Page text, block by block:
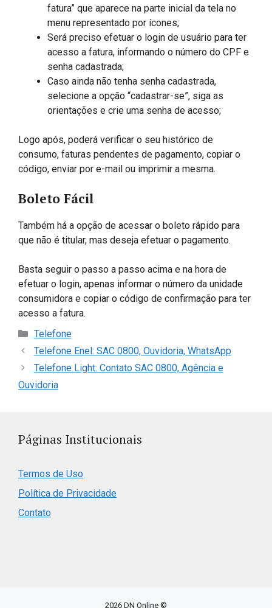
fatura” que aparece na parte inicial da tela no
menu representado por ícones;
Será preciso efetuar o login de usuário para ter
acesso a fatura, informando o número do CPF e
senha cadastrada;
Caso ainda não tenha senha cadastrada,
selecione a opção “cadastrar-se”, siga as
orientações e crie uma senha de acesso;
Logo após, poderá verificar o seu histórico de
consumo, faturas pendentes de pagamento, copiar o
código, enviar por e-mail ou imprimir a mesma.
Boleto Fácil
Também há a opção de acessar o boleto rápido para
que não é titular, mas deseja efetuar o pagamento.
Basta seguir o passo a passo acima e na hora de
efetuar o login, apenas informar o número da unidade
consumidora e copiar o código de confirmação para ter
acesso a fatura.
Categorias
Telefone
Telefone Enel: SAC 0800, Ouvidoria, WhatsApp
Telefone Light: Contato SAC 0800, Agência e
Ouvidoria
Páginas Institucionais
Termos de Uso
Política de Privacidade
Contato
2026 DN Online ©